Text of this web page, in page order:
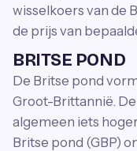
wisselkoers van de
de prijs van
BRITSE POND
De Britse pond
Groot-Brittannië.
algemeen iets
Britse pond (GBP)